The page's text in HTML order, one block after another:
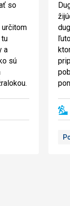
so
určitom
a
sú